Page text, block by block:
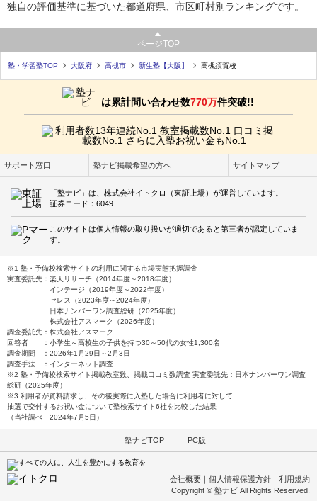
独自の評価基準に基づいた都道府県、市区町村別ランキングです。
ページTOP
塾・学習塾TOP 大阪府 高槻市 新生塾【大阪】 高槻須賀校
は累計問い合わせ数770万件突破!!
サポート窓口 塾ナビ掲載希望の方へ サイトマップ
「塾ナビ」は、株式会社イトクロ（東証上場）が運営しています。
証券コード：6049
このサイトは個人情報の取り扱いが適切であると第三者が認定していま
す。
※1 塾・予備校検索サイトの利用に関する市場実態把握調査
実査委託先：楽天リサーチ（2014年度～2018年度）
インテージ（2019年度～2022年度）
セレス（2023年度～2024年度）
日本ナンバーワン調査総研（2025年度）
株式会社アスマーク（2026年度）
調査委託先：株式会社アスマーク
回答者 ：小学生～高校生の子供を持つ30～50代の女性1,300名
調査期間 ：2026年1月29日～2月3日
調査手法 ：インターネット調査
※2 塾・予備校検索サイト掲載教室数、掲載口コミ数調査 実査委託先：日本ナンバーワン調査
総研（2025年度）
※3 利用者が資料請求し、その後実際に入塾した場合に利用者に対して
抽選で交付するお祝い金について塾検索サイト6社を比較した結果
（当社調べ 2024年7月5日）
塾ナビTOP｜ PC版
会社概要 個人情報保護方針
利用規約
Copyright © 塾ナビ All Rights Reserved.